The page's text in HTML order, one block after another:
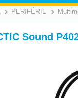
>
PERIFÉRIE
Sound